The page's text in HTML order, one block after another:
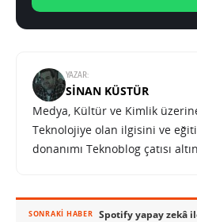
YAZAR:
SINAN KÜSTÜR
Medya, Kültür ve Kimlik
Teknolojiye olan ilgisini ve
donanımı Teknoblog çatısı
SONRAKI HABER